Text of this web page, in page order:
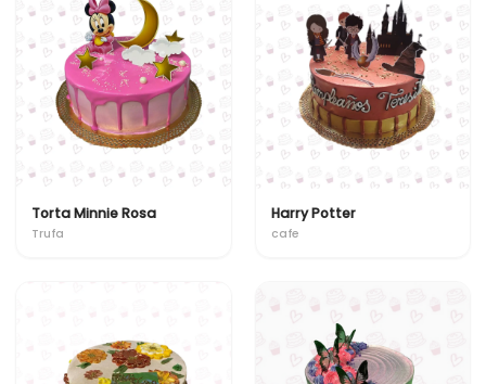
Torta Minnie Rosa
Trufa
Harry Potter
cafe